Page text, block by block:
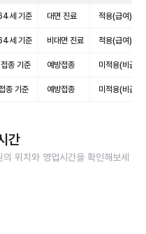
세 기준 대면 진료 적용(급여)
세 기준 비대면 진료 적용(급여)
종 기준 예방접종 미적용(비급여)
종 기준 예방접종 미적용(비급여)
간
의 위치와 영업시간을 확인해보세